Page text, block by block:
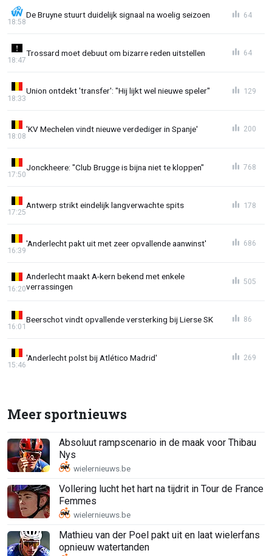
De Bruyne stuurt duidelijk signaal na woelig seizoen
18:58
64
Trossard moet debuut om bizarre reden uitstellen
18:47
64
Union ontdekt 'transfer': "Hij lijkt wel nieuwe speler"
18:33
129
'KV Mechelen vindt nieuwe verdediger in Spanje'
18:08
200
Jonckheere: "Club Brugge is bijna niet te kloppen"
17:50
768
Antwerp strikt eindelijk langverwachte spits
17:25
178
'Anderlecht pakt uit met zeer opvallende aanwinst'
16:39
686
Anderlecht maakt A-kern bekend met enkele
verrassingen
16:20
505
Beerschot vindt opvallende versterking bij Lierse SK
16:01
86
'Anderlecht polst bij Atlético Madrid'
15:46
269
Meer sportnieuws
Absoluut rampscenario in de maak voor Thibau
Nys
Vollering lucht het hart na tijdrit in Tour de France
Femmes
Mathieu van der Poel pakt uit en laat wielerfans
opnieuw watertanden